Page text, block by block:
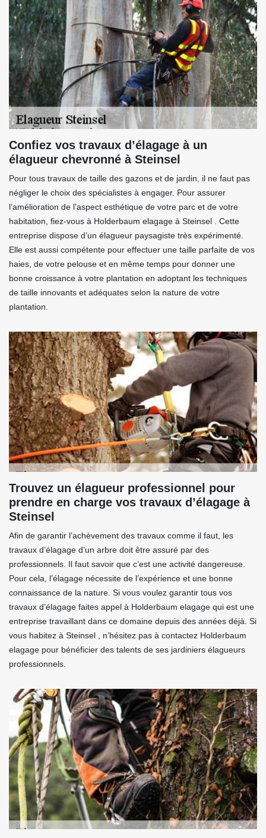
Confiez vos travaux d’élagage à un
élagueur chevronné à Steinsel
Pour tous travaux de taille des gazons et de jardin, il ne faut pas
négliger le choix des spécialistes à engager. Pour assurer
l’amélioration de l’aspect esthétique de votre parc et de votre
habitation, fiez-vous à Holderbaum elagage à Steinsel . Cette
entreprise dispose d’un élagueur paysagiste très expérimenté.
Elle est aussi compétente pour effectuer une taille parfaite de vos
haies, de votre pelouse et en même temps pour donner une
bonne croissance à votre plantation en adoptant les techniques
de taille innovants et adéquates selon la nature de votre
plantation.
Trouvez un élagueur professionnel pour
prendre en charge vos travaux d’élagage à
Steinsel
Afin de garantir l’achèvement des travaux comme il faut, les
travaux d’élagage d’un arbre doit être assuré par des
professionnels. Il faut savoir que c’est une activité dangereuse.
Pour cela, l’élagage nécessite de l’expérience et une bonne
connaissance de la nature. Si vous voulez garantir tous vos
travaux d’élagage faites appel à Holderbaum elagage qui est une
entreprise travaillant dans ce domaine depuis des années déjà. Si
vous habitez à Steinsel , n’hésitez pas à contactez Holderbaum
elagage pour bénéficier des talents de ses jardiniers élagueurs
professionnels.